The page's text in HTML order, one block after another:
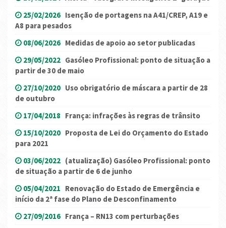
25/02/2026 Isenção de portagens na A41/CREP, A19 e
A8 para pesados
08/06/2026 Medidas de apoio ao setor publicadas
29/05/2022 Gasóleo Profissional: ponto de situação a
partir de 30 de maio
27/10/2020 Uso obrigatório de máscara a partir de 28
de outubro
17/04/2018 França: infrações às regras de trânsito
15/10/2020 Proposta de Lei do Orçamento do Estado
para 2021
03/06/2022 (atualização) Gasóleo Profissional: ponto
de situação a partir de 6 de junho
05/04/2021 Renovação do Estado de Emergência e
início da 2ª fase do Plano de Desconfinamento
27/09/2016 França – RN13 com perturbações